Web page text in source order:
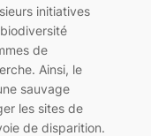
initiatives
de
Ainsi, le
sauvage
les sites de
de disparition.